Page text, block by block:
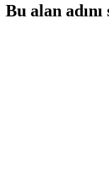
Bu alan adını